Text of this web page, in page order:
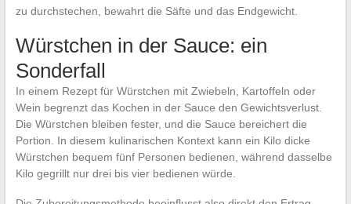
zu durchstechen, bewahrt die Säfte und das Endgewicht.
Würstchen in der Sauce: ein
Sonderfall
In einem Rezept für Würstchen mit Zwiebeln, Kartoffeln oder
Wein begrenzt das Kochen in der Sauce den Gewichtsverlust.
Die Würstchen bleiben fester, und die Sauce bereichert die
Portion. In diesem kulinarischen Kontext kann ein Kilo dicke
Würstchen bequem fünf Personen bedienen, während dasselbe
Kilo gegrillt nur drei bis vier bedienen würde.